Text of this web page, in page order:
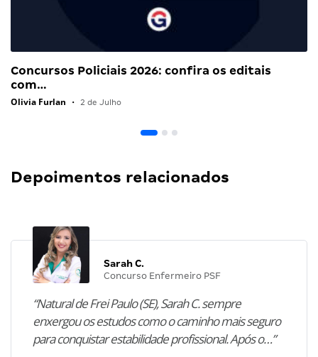
Concursos Policiais 2026: confira os editais
com…
Olivia Furlan • 2 de Julho
Depoimentos relacionados
Sarah C.
Concurso Enfermeiro PSF
“Natural de Frei Paulo (SE), Sarah C. sempre
enxergou os estudos como o caminho mais seguro
para conquistar estabilidade profissional. Após o…”